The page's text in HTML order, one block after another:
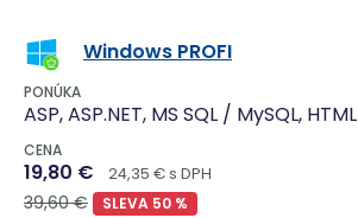
Windows PROFI
PONÚKA
ASP, ASP.NET, MS SQL / MySQL, HTML
CENA
19,80 € 24,35 € s DPH
39,60 € SLEVA 50 %